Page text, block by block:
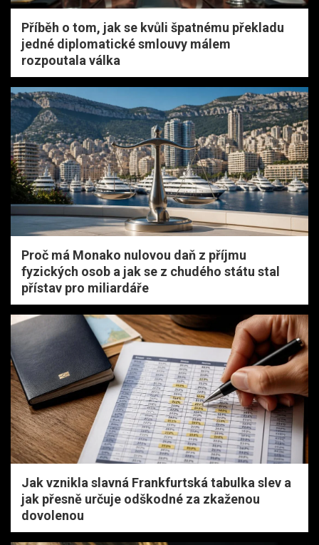
Příběh o tom, jak se kvůli špatnému překladu
jedné diplomatické smlouvy málem
rozpoutala válka
Proč má Monako nulovou daň z příjmu
fyzických osob a jak se z chudého státu stal
přístav pro miliardáře
Jak vznikla slavná Frankfurtská tabulka slev a
jak přesně určuje odškodné za zkaženou
dovolenou